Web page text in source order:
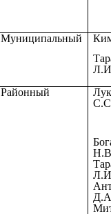
Муниципальный
Районный